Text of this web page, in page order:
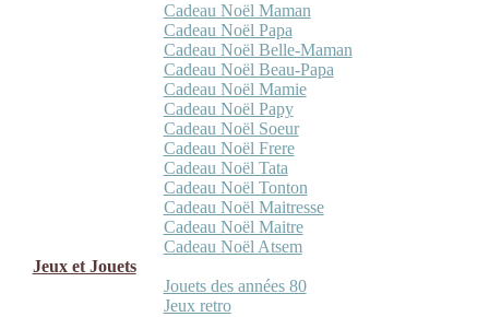
Cadeau Noël Maman
Cadeau Noël Papa
Cadeau Noël Belle-Maman
Cadeau Noël Beau-Papa
Cadeau Noël Mamie
Cadeau Noël Papy
Cadeau Noël Soeur
Cadeau Noël Frere
Cadeau Noël Tata
Cadeau Noël Tonton
Cadeau Noël Maitresse
Cadeau Noël Maitre
Cadeau Noël Atsem
Jeux et Jouets
Jouets des années 80
Jeux retro